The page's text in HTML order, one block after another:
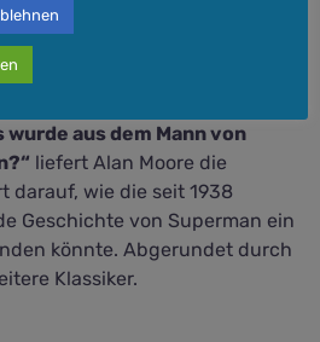
vom legendären
wurde aus dem Mann von
liefert Alan Moore die
darauf, wie die seit 1938
Geschichte von Superman ein
könnte. Abgerundet durch
Klassiker.